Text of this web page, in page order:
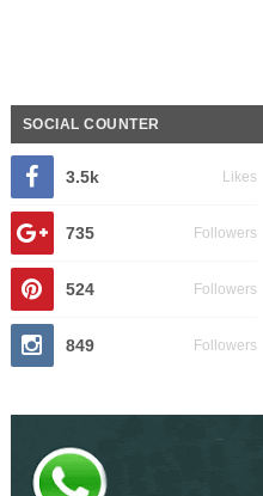
SOCIAL COUNTER
3.5k Likes
735 Followers
524 Followers
849 Followers